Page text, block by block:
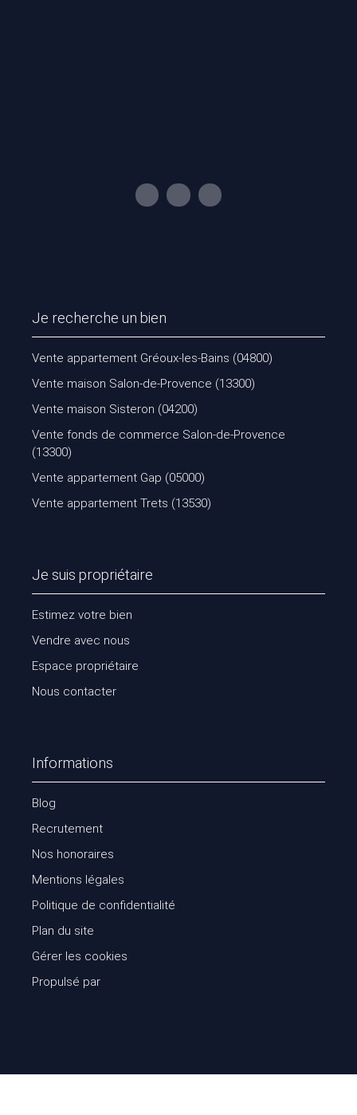
Je recherche un bien
Vente appartement Gréoux-les-Bains (04800)
Vente maison Salon-de-Provence (13300)
Vente maison Sisteron (04200)
Vente fonds de commerce Salon-de-Provence
(13300)
Vente appartement Gap (05000)
Vente appartement Trets (13530)
Je suis propriétaire
Estimez votre bien
Vendre avec nous
Espace propriétaire
Nous contacter
Informations
Blog
Recrutement
Nos honoraires
Mentions légales
Politique de confidentialité
Plan du site
Gérer les cookies
Propulsé par